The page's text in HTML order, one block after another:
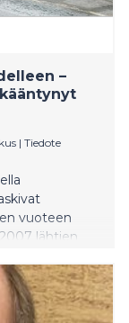
–
| Tiedote
vuoteen
lähtien